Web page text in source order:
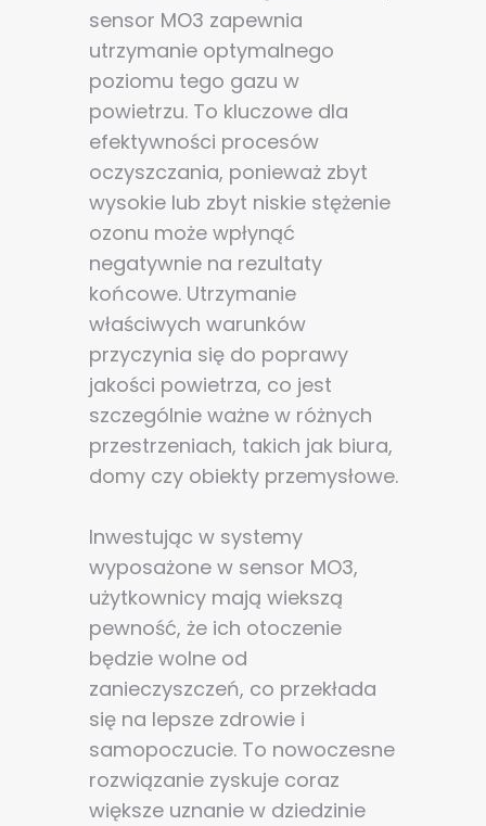
sensor MO3 zapewnia
utrzymanie optymalnego
poziomu tego gazu w
powietrzu. To kluczowe dla
efektywności procesów
oczyszczania, ponieważ zbyt
wysokie lub zbyt niskie stężenie
ozonu może wpłynąć
negatywnie na rezultaty
końcowe. Utrzymanie
właściwych warunków
przyczynia się do poprawy
jakości powietrza, co jest
szczególnie ważne w różnych
przestrzeniach, takich jak biura,
domy czy obiekty przemysłowe.
Inwestując w systemy
wyposażone w sensor MO3,
użytkownicy mają wiekszą
pewność, że ich otoczenie
będzie wolne od
zanieczyszczeń, co przekłada
się na lepsze zdrowie i
samopoczucie. To nowoczesne
rozwiązanie zyskuje coraz
większe uznanie w dziedzinie